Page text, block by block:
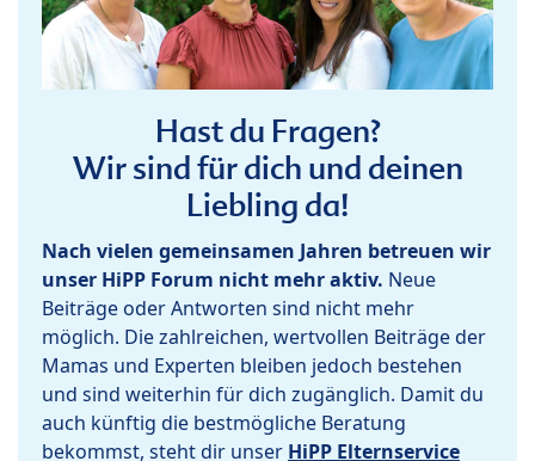
Hast du Fragen?
Wir sind für dich und deinen
Liebling da!
Nach vielen gemeinsamen Jahren betreuen wir
unser HiPP Forum nicht mehr aktiv. Neue
Beiträge oder Antworten sind nicht mehr
möglich. Die zahlreichen, wertvollen Beiträge der
Mamas und Experten bleiben jedoch bestehen
und sind weiterhin für dich zugänglich. Damit du
auch künftig die bestmögliche Beratung
bekommst, steht dir unser HiPP Elternservice